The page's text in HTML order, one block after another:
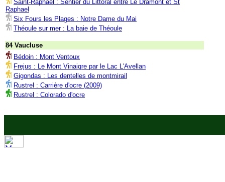
Saint-Raphaël : Sentier du Littoral entre Le Dramont et St
Raphael
Six Fours les Plages : Notre Dame du Mai
Théoule sur mer : La baie de Théoule
84 Vaucluse
Bédoin : Mont Ventoux
Frejus : Le Mont Vinaigre par le Lac L'Avellan
Gigondas : Les dentelles de montmirail
Rustrel : Carrière d'ocre (2009)
Rustrel : Colorado d'ocre